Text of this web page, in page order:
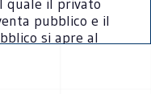
quale il privato
pubblico e il
si apre al